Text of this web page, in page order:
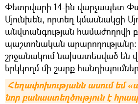
Փետրվարի 14-ին վարչապետ
Մյունխեն, որտեղ կմասնակցի
անվտանգության համաժողովի
պաշտոնական
շրջանակում նախատեսված են
երկկողմ մի շարք
Հեղափոխությանն ասում եմ
նոր բանաստեղծություն է